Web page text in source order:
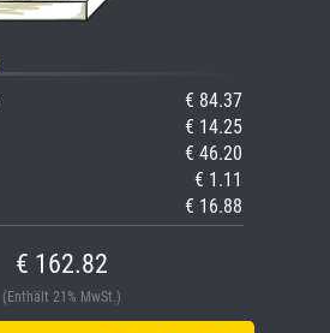
€ 84.37
€ 14.25
€ 46.20
€ 1.11
€ 16.88
€ 162.82
(Enthält 21% MwSt.)